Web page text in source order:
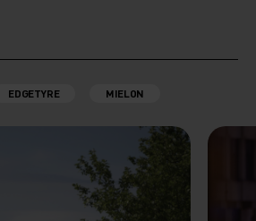
EDGETYRE MIELON